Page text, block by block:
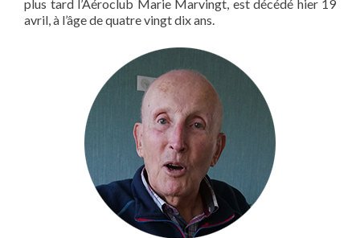
plus tard l’Aéroclub Marie Marvingt, est décédé hier 19
avril, à l’âge de quatre vingt dix ans.